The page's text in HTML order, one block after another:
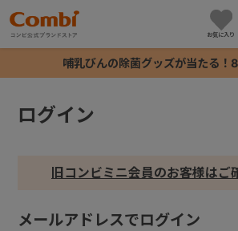
お気に入り
哺乳びんの除菌グッズが当たる！
ログイン
旧コンビミニ会員のお客様はご
メールアドレスでログイン